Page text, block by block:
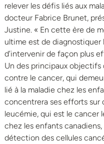
relever les défis liés aux
docteur Fabrice Brunet,
Justine. « En cette ère de
ultime est de diagnostiquer
d’intervenir de façon plus
Un des principaux
contre le cancer, qui
lié à la maladie chez les
concentrera ses efforts sur
leucémie, qui est le cancer
chez les enfants
détection des cellules